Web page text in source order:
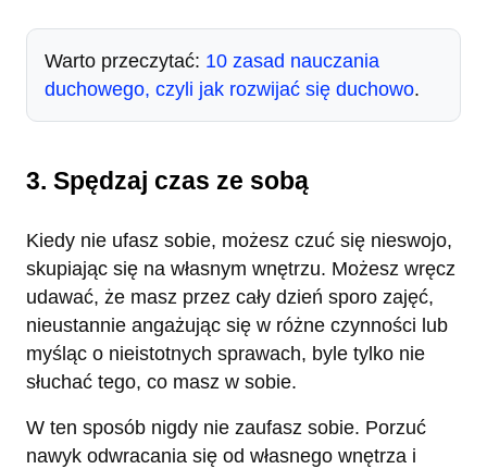
Warto przeczytać: 10 zasad nauczania
duchowego, czyli jak rozwijać się duchowo.
3. Spędzaj czas ze sobą
Kiedy nie ufasz sobie, możesz czuć się nieswojo,
skupiając się na własnym wnętrzu. Możesz wręcz
udawać, że masz przez cały dzień sporo zajęć,
nieustannie angażując się w różne czynności lub
myśląc o nieistotnych sprawach, byle tylko nie
słuchać tego, co masz w sobie.
W ten sposób nigdy nie zaufasz sobie. Porzuć
nawyk odwracania się od własnego wnętrza i